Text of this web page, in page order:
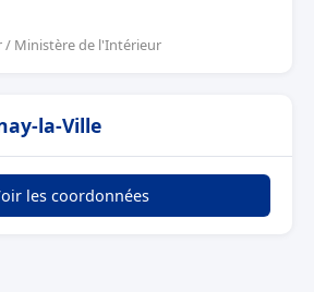
/ Ministère de l'Intérieur
la-Ville
les coordonnées